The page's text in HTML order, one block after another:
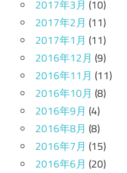
2017年3月 (10)
2017年2月 (11)
2017年1月 (11)
2016年12月 (9)
2016年11月 (11)
2016年10月 (8)
2016年9月 (4)
2016年8月 (8)
2016年7月 (15)
2016年6月 (20)